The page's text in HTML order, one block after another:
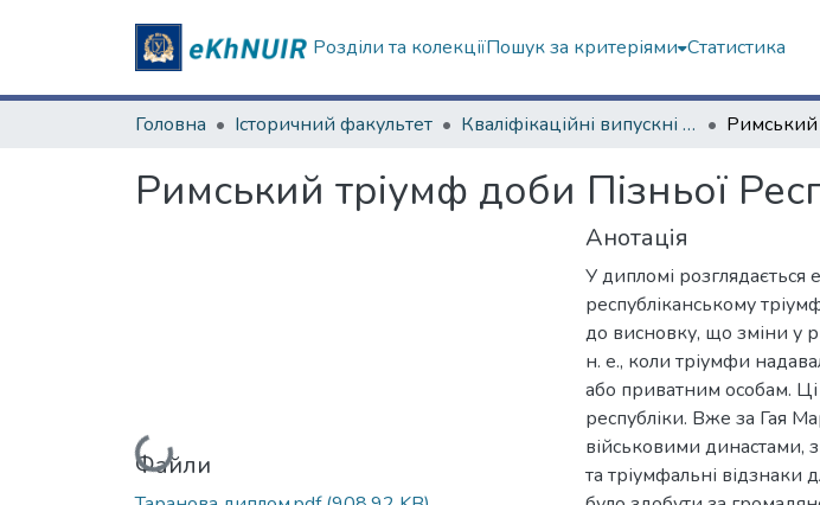
Розділи та колекціїПошук за критеріями Статистика
Головна Історичний факультет Кваліфікаційні випускні роботи магістрів. Історичний факультет
Римський тріумф доби Пізньої
Вантажиться...
Файли
Анотація
У дипломі розглядається
республіканському
до висновку, що зміни у
н. е., коли тріумфи
або приватним особам. Ці
республіки. Вже за Гая
військовими династами,
та тріумфальні